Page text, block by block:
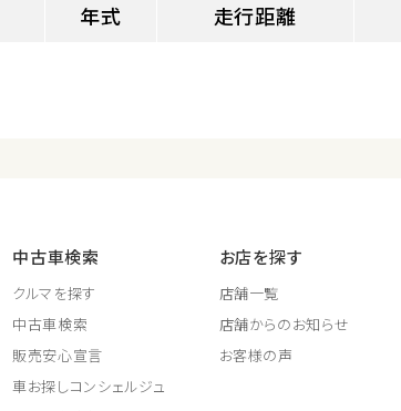
年式 走行距離
中古車検索
クルマを探す
中古車検索
販売安心宣言
車お探しコンシェルジュ
お店を探す
店舗一覧
店舗からのお知らせ
お客様の声